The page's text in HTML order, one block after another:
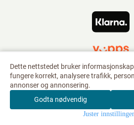
Søk
Dette nettstedet bruker
fungere korrekt, analysere trafikk,
annonser og annonsering.
Godta nødvendig
Juster